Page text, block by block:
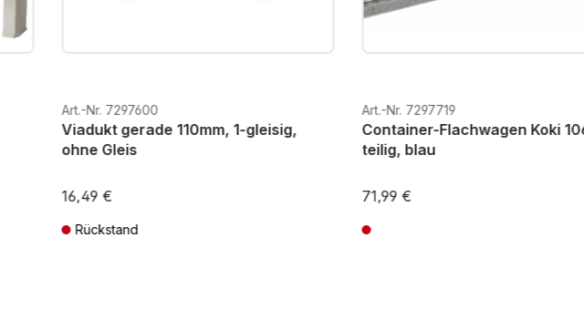
Art.-Nr. 7297600
Viadukt gerade 110mm, 1-gleisig,
ohne Gleis
16,49 €
Rückstand
Art.-Nr. 7297719
Container-Flachwagen Koki
teilig, blau
71,99 €